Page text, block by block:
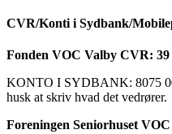
CVR/Konti i Sydbank/
Fonden VOC Valby CVR: 39
KONTO I SYDBANK: 8075
husk at skriv hvad det vedrører.
Foreningen Seniorhuset